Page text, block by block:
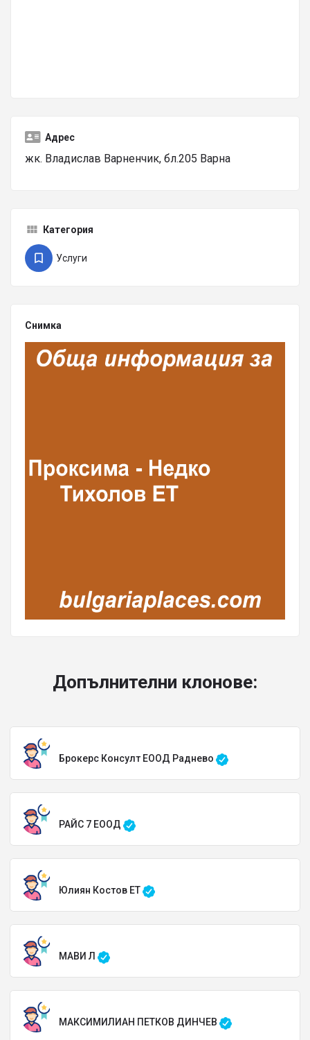
Адрес
жк. Владислав Варненчик, бл.205 Варна
Категория
Услуги
Снимка
Допълнителни клонове:
Брокерс Консулт ЕООД Раднево
РАЙС 7 ЕООД
Юлиян Костов ЕТ
МАВИ Л
МАКСИМИЛИАН ПЕТКОВ ДИНЧЕВ